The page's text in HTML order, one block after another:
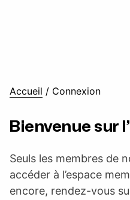
Accueil / Connexion
Bienvenue sur
Seuls les membres de
accéder à l’espace
encore, rendez-vous